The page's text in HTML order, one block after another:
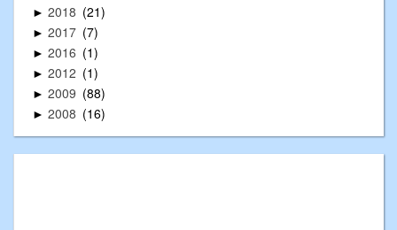
► 2018 21
► 2017 7
► 2016 1
► 2012 1
► 2009 88
► 2008 16